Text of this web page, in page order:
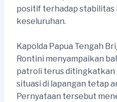
positif terhadap stabilitas
keseluruhan.
Kapolda Papua Tengah
Rontini menyampaikan
patroli terus ditingkatkan
situasi di lapangan tetap
Pernyataan tersebut